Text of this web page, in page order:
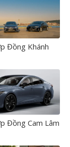
Đồng Khánh
Đồng Cam Lâm